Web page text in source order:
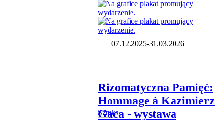
07.12.2025-31.03.2026
Rizomatyczna Pamięć:
Hommage à Kazimierz
Gaca - wystawa
Sztuka